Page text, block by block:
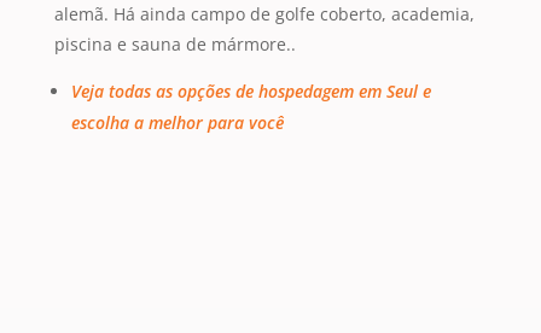
alemã. Há ainda campo de golfe coberto, academia,
piscina e sauna de mármore..
Veja todas as opções de hospedagem em Seul e
escolha a melhor para você